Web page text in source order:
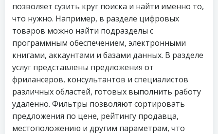
позволяет сузить круг поиска и найти именно то,
что нужно. Например, в разделе цифровых
товаров можно найти подразделы с
программным обеспечением, электронными
книгами, аккаунтами и базами данных. В разделе
услуг представлены предложения от
фрилансеров, консультантов и специалистов
различных областей, готовых выполнить работу
удаленно. Фильтры позволяют сортировать
предложения по цене, рейтингу продавца,
местоположению и другим параметрам, что